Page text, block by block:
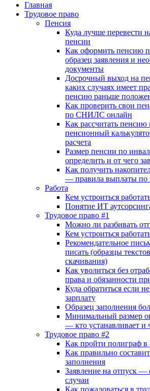
Главная
Трудовое право
Пенсия
Куда лучше перевести
пенсии
Как оформить пенсию
образец заявления и
документы
Досрочный выход на
каких случаях имеет
пенсию раньше
Как проверить свои
по СНИЛС онлайн
Как рассчитать
пенсионный
расчета
Размер пенсии по
определить и от чего
Как получить
— правила выплаты по
Работа
Кем устроиться
Понятие ИТ
Трудовое право #1
Можно ли разбивать
Кем устроиться
Рекомендательное
писать (образцы
скачивания)
Как уволиться без
права и обязанности
Куда обратиться если
зарплату
Образец заполнения
Минимальный размер
— кто устанавливает и
Трудовое право #2
Как пройти полиграф
Как правильно
заполнения
Заявление на отпуск —
случаи
Как пожаловаться в